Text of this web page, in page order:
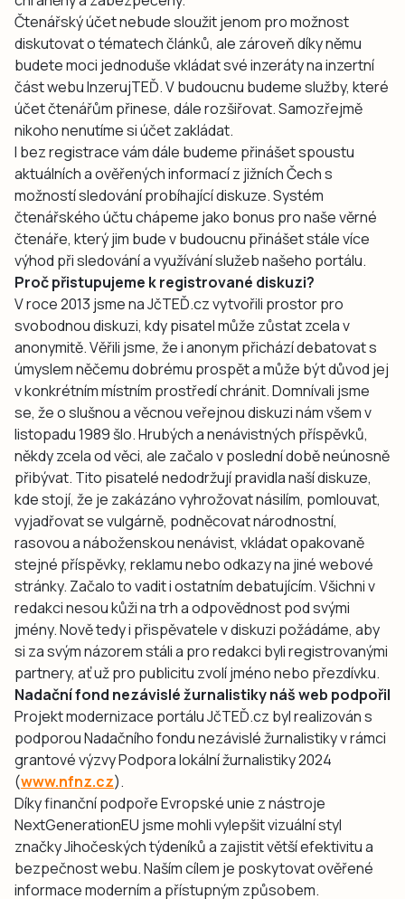
Čtenářský účet nebude sloužit jenom pro možnost
diskutovat o tématech článků, ale zároveň díky němu
budete moci jednoduše vkládat své inzeráty na inzertní
část webu InzerujTEĎ. V budoucnu budeme služby, které
účet čtenářům přinese, dále rozšiřovat. Samozřejmě
nikoho nenutíme si účet zakládat.
I bez registrace vám dále budeme přinášet spoustu
aktuálních a ověřených informací z jižních Čech s
možností sledování probíhající diskuze. Systém
čtenářského účtu chápeme jako bonus pro naše věrné
čtenáře, který jim bude v budoucnu přinášet stále více
výhod při sledování a využívání služeb našeho portálu.
Proč přistupujeme k registrované diskuzi?
V roce 2013 jsme na JčTEĎ.cz vytvořili prostor pro
svobodnou diskuzi, kdy pisatel může zůstat zcela v
anonymitě. Věřili jsme, že i anonym přichází debatovat s
úmyslem něčemu dobrému prospět a může být důvod jej
v konkrétním místním prostředí chránit. Domnívali jsme
se, že o slušnou a věcnou veřejnou diskuzi nám všem v
listopadu 1989 šlo. Hrubých a nenávistných příspěvků,
někdy zcela od věci, ale začalo v poslední době neúnosně
přibývat. Tito pisatelé nedodržují pravidla naší diskuze,
kde stojí, že je zakázáno vyhrožovat násilím, pomlouvat,
vyjadřovat se vulgárně, podněcovat národnostní,
rasovou a náboženskou nenávist, vkládat opakovaně
stejné příspěvky, reklamu nebo odkazy na jiné webové
stránky. Začalo to vadit i ostatním debatujícím. Všichni v
redakci nesou kůži na trh a odpovědnost pod svými
jmény. Nově tedy i přispěvatele v diskuzi požádáme, aby
si za svým názorem stáli a pro redakci byli registrovanými
partnery, ať už pro publicitu zvolí jméno nebo přezdívku.
Nadační fond nezávislé žurnalistiky náš web podpořil
Projekt modernizace portálu JčTEĎ.cz byl realizován s
podporou Nadačního fondu nezávislé žurnalistiky v rámci
grantové výzvy Podpora lokální žurnalistiky 2024
(www.nfnz.cz).
Díky finanční podpoře Evropské unie z nástroje
NextGenerationEU jsme mohli vylepšit vizuální styl
značky Jihočeských týdeníků a zajistit větší efektivitu a
bezpečnost webu. Naším cílem je poskytovat ověřené
informace moderním a přístupným způsobem.